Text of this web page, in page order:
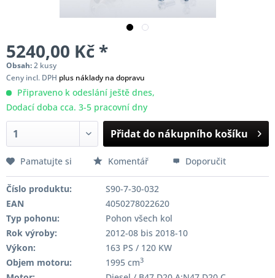
5240,00 Kč *
Obsah:2 kusy
Ceny incl. DPH plus náklady na dopravu
Připraveno k odeslání ještě dnes,
Dodací doba cca. 3-5 pracovní dny
Přidat do nákupního košíku
Pamatujte si Komentář Doporučit
Číslo produktu:
S90-7-30-032
EAN
4050278022620
Typ pohonu:
Pohon všech kol
Rok výroby:
2012-08 bis 2018-10
Výkon:
163 PS / 120 KW
Objem motoru:
1995 cm3